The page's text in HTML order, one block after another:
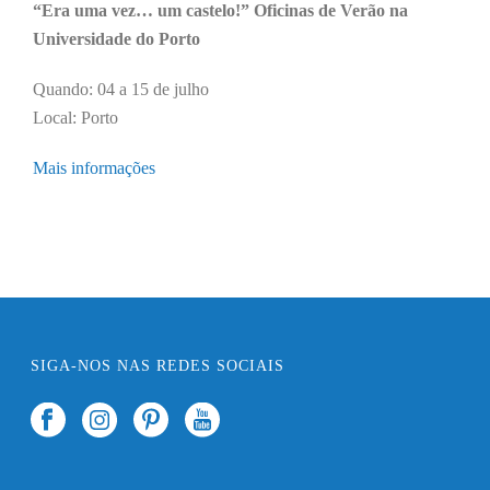
“Era uma vez… um castelo!” Oficinas de Verão na
Universidade do Porto
Quando: 04 a 15 de julho
Local: Porto
Mais informações
SIGA-NOS NAS REDES SOCIAIS